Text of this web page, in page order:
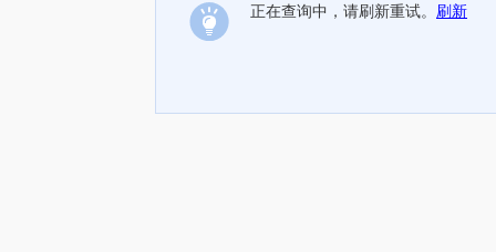
正在查询中，请刷新重试。 刷新